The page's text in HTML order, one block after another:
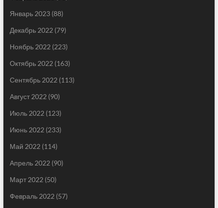
Январь 2023(88)
Декабрь 2022 (79)
Ноябрь 2022 (223)
Октябрь 2022 (163)
Сентябрь 2022 (113)
Август 2022 (90)
Июль 2022 (123)
Июнь 2022 (233)
Май 2022 (114)
Апрель 2022 (90)
Март 2022 (50)
Февраль 2022 (57)